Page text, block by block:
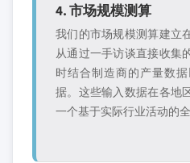
4. 市场规模测算
我们的市场规模测算建立
从通过一手访谈直接收集
时结合制造商的产量数
据。这些输入数据在各地
一个基于实际行业活动的全